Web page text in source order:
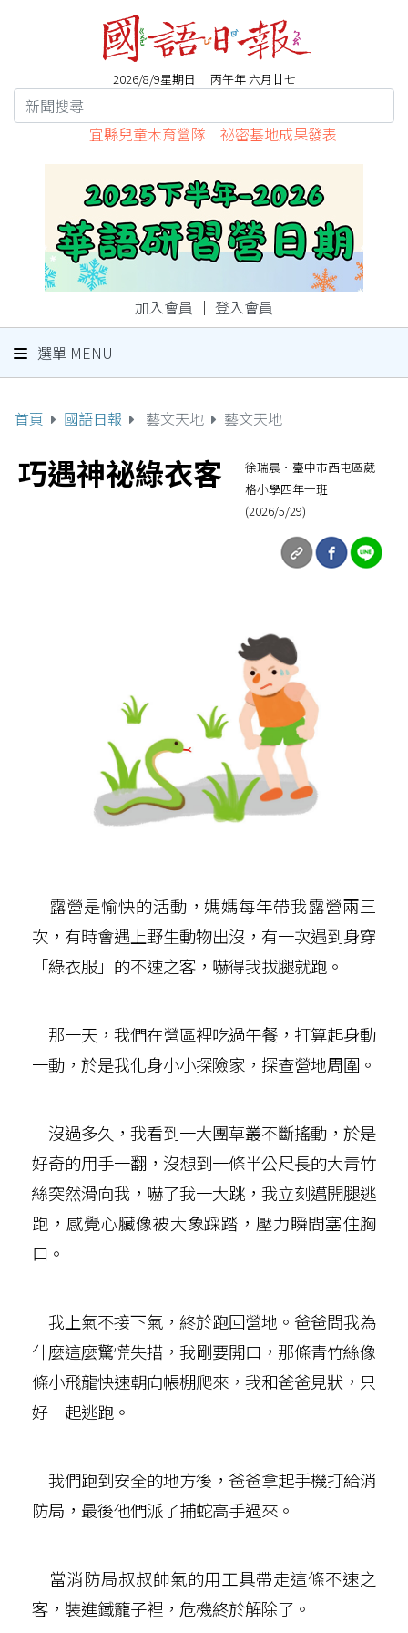
2026/8/9星期日 丙午年 六月廿七
宜縣兒童木育營隊 祕密基地成果發表
加入會員 ｜ 登入會員
選單 MENU
首頁 國語日報 藝文天地 藝文天地
巧遇神祕綠衣客
徐瑞晨．臺中市西屯區葳
格小學四年一班
(2026/5/29)
露營是愉快的活動，媽媽每年帶我露營兩三
次，有時會遇上野生動物出沒，有一次遇到身穿
「綠衣服」的不速之客，嚇得我拔腿就跑。
那一天，我們在營區裡吃過午餐，打算起身動
一動，於是我化身小小探險家，探查營地周圍。
沒過多久，我看到一大團草叢不斷搖動，於是
好奇的用手一翻，沒想到一條半公尺長的大青竹
絲突然滑向我，嚇了我一大跳，我立刻邁開腿逃
跑，感覺心臟像被大象踩踏，壓力瞬間塞住胸
口。
我上氣不接下氣，終於跑回營地。爸爸問我為
什麼這麼驚慌失措，我剛要開口，那條青竹絲像
條小飛龍快速朝向帳棚爬來，我和爸爸見狀，只
好一起逃跑。
我們跑到安全的地方後，爸爸拿起手機打給消
防局，最後他們派了捕蛇高手過來。
當消防局叔叔帥氣的用工具帶走這條不速之
客，裝進鐵籠子裡，危機終於解除了。